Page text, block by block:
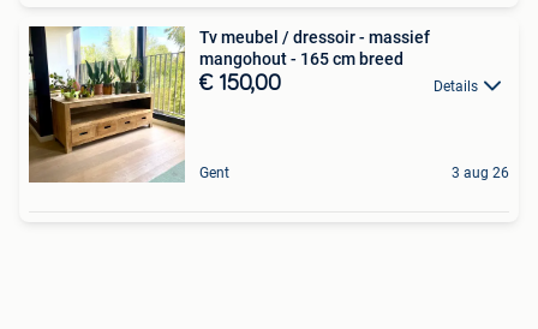
Tv meubel / dressoir - massief
mangohout - 165 cm breed
€ 150,00 Details
Gent 3 aug 26